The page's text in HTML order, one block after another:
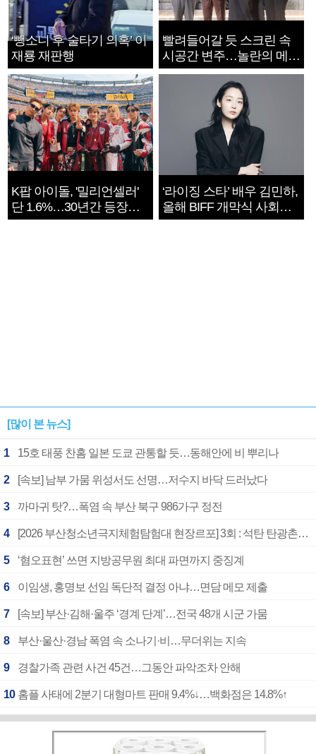
‘뺑소니 후 술타기 의혹’ 이
재룡 재판행
빨려들어갈 듯 스크린 속
시공간 변주…놀란의 메시
지는 ‘전쟁 속죄’
K팝 아이돌, '밀리언셀러'
단 1.6%…30년간 등장
1182개팀 전수조사
‘라이징 스타’ 배우 김민하,
올해 BIFF 개막식 사회자
확정
[많이 본 뉴스]
1 15호 태풍 찬홈 일본 도쿄 관통할 듯…동해안에 비 뿌리나
2 [속보] 남부 가뭄 위성서도 선명…저수지 바닥 드러났다
3 까마귀 탓?…폭염 속 부산 북구 986가구 정전
4 [2026 부산청소년극지체험탐험대 현장르포] 3회 : 석탄 탄광촌에서 북극 연구의 중심지로
5 ‘혐오표현’ 쓰면 지방공무원 최대 파면까지 중징계
6 이임생, 홍명보 선임 독단적 결정 아냐…면담 메모 제출
7 [속보] 부산·김해·울주 ‘경계 단계’…전국 48개 시군 가뭄
8 부산·울산·경남 폭염 속 소나기·비…무더위는 지속
9 경찰가족 관련 사건 45건…그동안 파악조차 안해
10 홈플 사태에 2분기 대형마트 판매 9.4%↓…백화점은 14.8%↑